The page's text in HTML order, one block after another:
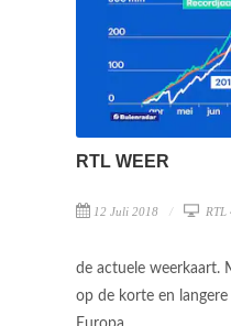
RTL WEER
12 Juli 2018 RTL
de actuele weerkaart.
op de korte en